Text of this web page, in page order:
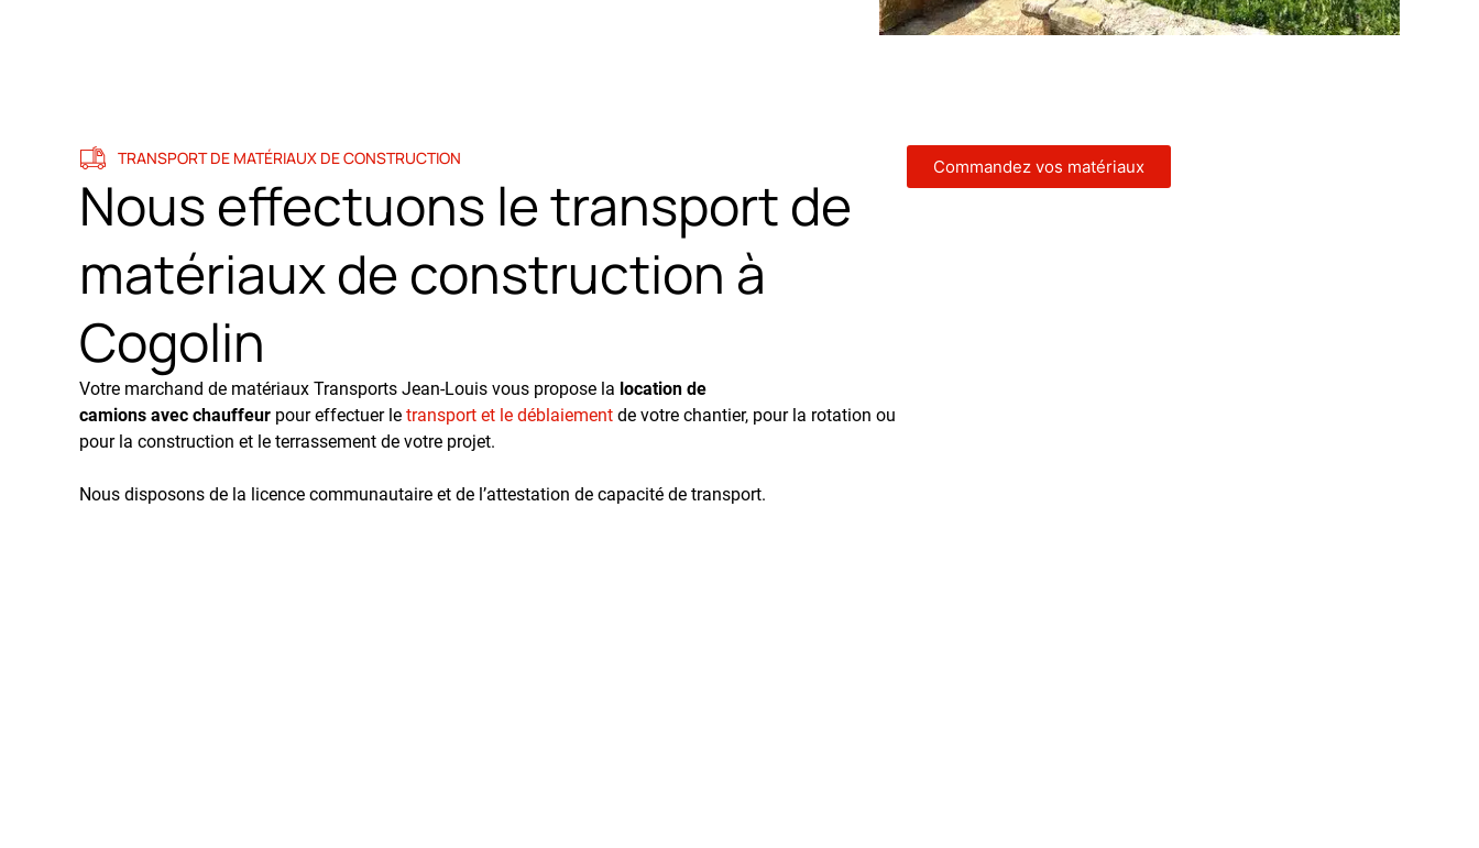
TRANSPORT DE MATÉRIAUX DE CONSTRUCTION
Nous effectuons le transport de
matériaux de construction à
Cogolin
Votre marchand de matériaux Transports Jean-Louis vous propose la location de
camions avec chauffeur pour effectuer le transport et le déblaiement de votre chantier, pour la rotation ou
pour la construction et le terrassement de votre projet.
Nous disposons de la licence communautaire et de l’attestation de capacité de transport.
Commandez vos matériaux